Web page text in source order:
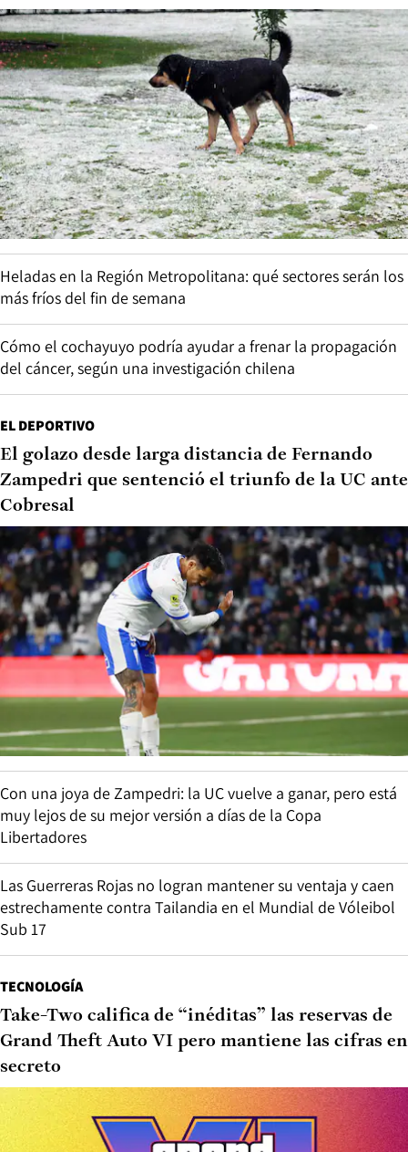
Heladas en la Región Metropolitana: qué sectores serán los
más fríos del fin de semana
Cómo el cochayuyo podría ayudar a frenar la propagación
del cáncer, según una investigación chilena
EL DEPORTIVO
El golazo desde larga distancia de Fernando
Zampedri que sentenció el triunfo de la UC ante
Cobresal
Con una joya de Zampedri: la UC vuelve a ganar, pero está
muy lejos de su mejor versión a días de la Copa
Libertadores
Las Guerreras Rojas no logran mantener su ventaja y caen
estrechamente contra Tailandia en el Mundial de Vóleibol
Sub 17
TECNOLOGÍA
Take-Two califica de “inéditas” las reservas de
Grand Theft Auto VI pero mantiene las cifras en
secreto